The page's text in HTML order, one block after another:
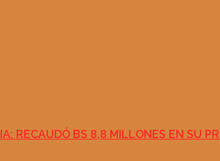
RECAUDÓ BS 8,8 MILLONES EN SU